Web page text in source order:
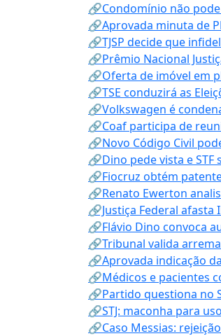
🔗Condomínio não
🔗Aprovada minuta de
🔗TJSP decide que
🔗Prêmio Nacional
🔗Oferta de imóvel em
🔗TSE conduzirá as
🔗Volkswagen é
🔗Coaf participa de
🔗Novo Código Civil
🔗Dino pede vista e
🔗Fiocruz obtém
🔗Renato Ewerton
🔗Justiça Federal afasta
🔗Flávio Dino convoca
🔗Tribunal valida
🔗Aprovada indicação
🔗Médicos e pacientes
🔗Partido questiona no
🔗STJ: maconha para
🔗Caso Messias: